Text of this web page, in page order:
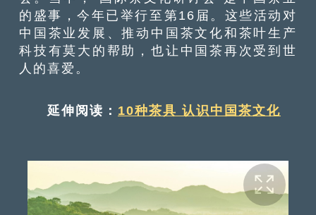
的盛事，今年已举行至第16届。这些活动对
中国茶业发展、推动中国茶文化和茶叶生产
科技有莫大的帮助，也让中国茶再次受到世
人的喜爱。
延伸阅读： 10种茶具 认识中国茶文化